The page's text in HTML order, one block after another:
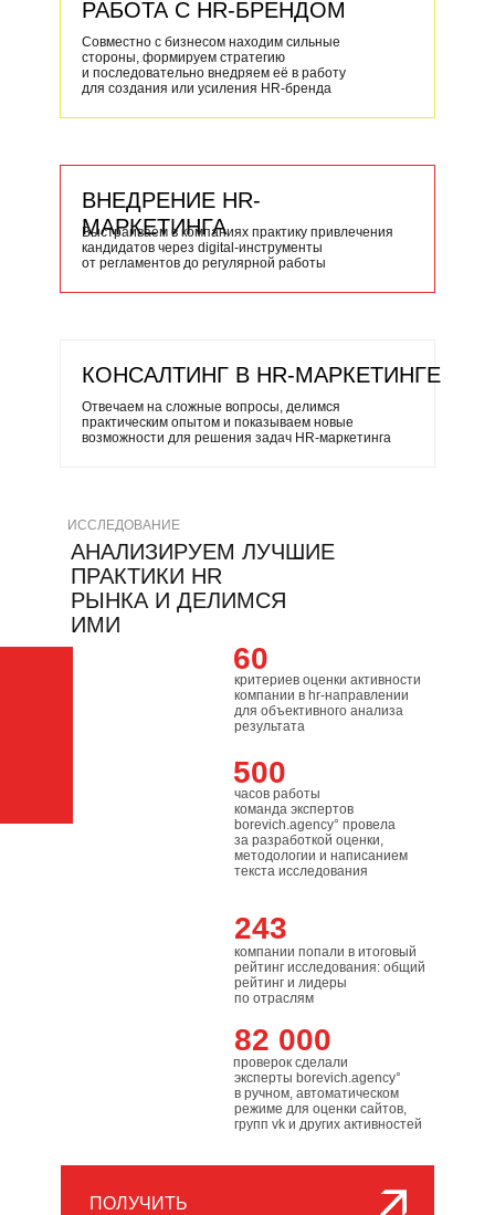
РАБОТА С HR-БРЕНДОМ
Совместно с бизнесом находим сильные
стороны, формируем стратегию
и последовательно внедряем её в работу
для создания или усиления HR-бренда
ВНЕДРЕНИЕ HR-
МАРКЕТИНГА
Выстраиваем в компаниях практику привлечения
кандидатов через digital-инструменты
от регламентов до регулярной работы
КОНСАЛТИНГ В HR-МАРКЕТИНГЕ
Отвечаем на сложные вопросы, делимся
практическим опытом и показываем новые
возможности для решения задач HR-маркетинга
ИССЛЕДОВАНИЕ
АНАЛИЗИРУЕМ ЛУЧШИЕ
ПРАКТИКИ HR
РЫНКА И ДЕЛИМСЯ
ИМИ
критериев оценки активности
ПОЛУЧИТЬ
эксперты borevich.agency°
в ручном, автоматическом
режиме для оценки сайтов,
групп vk и других активностей
проверок сделали
компании в hr-направлении
для объективного анализа
результата
часов работы
команда экспертов
компании попали в итоговый
60
500
243
82 000
borevich.agency° провела
за разработкой оценки,
методологии и написанием
текста исследования
рейтинг исследования: общий
рейтинг и лидеры
по отраслям